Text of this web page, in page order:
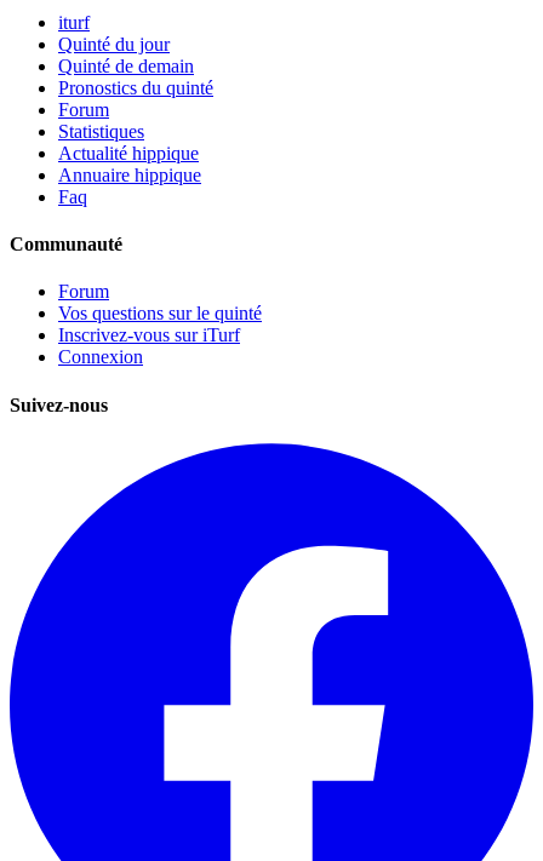
iturf
Quinté du jour
Quinté de demain
Pronostics du quinté
Forum
Statistiques
Actualité hippique
Annuaire hippique
Faq
Communauté
Forum
Vos questions sur le quinté
Inscrivez-vous sur iTurf
Connexion
Suivez-nous